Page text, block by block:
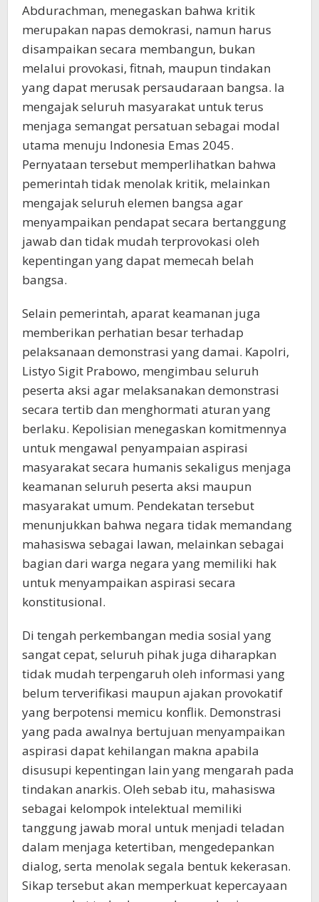
Abdurachman, menegaskan bahwa kritik
merupakan napas demokrasi, namun harus
disampaikan secara membangun, bukan
melalui provokasi, fitnah, maupun tindakan
yang dapat merusak persaudaraan bangsa. Ia
mengajak seluruh masyarakat untuk terus
menjaga semangat persatuan sebagai modal
utama menuju Indonesia Emas 2045.
Pernyataan tersebut memperlihatkan bahwa
pemerintah tidak menolak kritik, melainkan
mengajak seluruh elemen bangsa agar
menyampaikan pendapat secara bertanggung
jawab dan tidak mudah terprovokasi oleh
kepentingan yang dapat memecah belah
bangsa.
Selain pemerintah, aparat keamanan juga
memberikan perhatian besar terhadap
pelaksanaan demonstrasi yang damai. Kapolri,
Listyo Sigit Prabowo, mengimbau seluruh
peserta aksi agar melaksanakan demonstrasi
secara tertib dan menghormati aturan yang
berlaku. Kepolisian menegaskan komitmennya
untuk mengawal penyampaian aspirasi
masyarakat secara humanis sekaligus menjaga
keamanan seluruh peserta aksi maupun
masyarakat umum. Pendekatan tersebut
menunjukkan bahwa negara tidak memandang
mahasiswa sebagai lawan, melainkan sebagai
bagian dari warga negara yang memiliki hak
untuk menyampaikan aspirasi secara
konstitusional.
Di tengah perkembangan media sosial yang
sangat cepat, seluruh pihak juga diharapkan
tidak mudah terpengaruh oleh informasi yang
belum terverifikasi maupun ajakan provokatif
yang berpotensi memicu konflik. Demonstrasi
yang pada awalnya bertujuan menyampaikan
aspirasi dapat kehilangan makna apabila
disusupi kepentingan lain yang mengarah pada
tindakan anarkis. Oleh sebab itu, mahasiswa
sebagai kelompok intelektual memiliki
tanggung jawab moral untuk menjadi teladan
dalam menjaga ketertiban, mengedepankan
dialog, serta menolak segala bentuk kekerasan.
Sikap tersebut akan memperkuat kepercayaan